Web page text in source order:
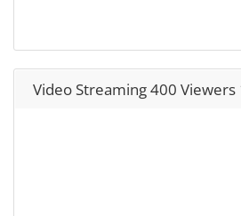
Video Streaming 400 Viewers